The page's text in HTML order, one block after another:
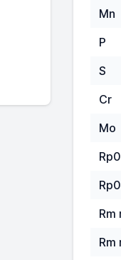
Mn
P
S
Cr
Mo
Rm
Rm